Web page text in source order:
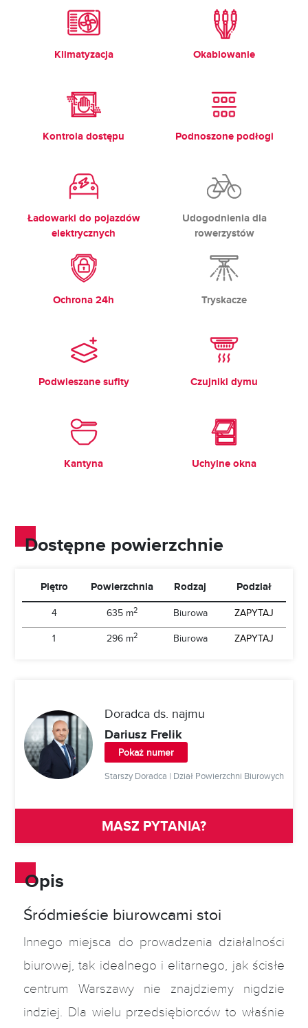
Klimatyzacja Okablowanie
Kontrola dostępu Podnoszone podłogi
Ładowarki do pojazdów
elektrycznych
Udogodnienia dla
rowerzystów
Ochrona 24h Tryskacze
Podwieszane sufity Czujniki dymu
Kantyna Uchylne okna
Dostępne powierzchnie
Piętro Powierzchnia Rodzaj Podział
4 635 m2 Biurowa
ZAPYTAJ
1
296 m2 Biurowa ZAPYTAJ
Doradca ds. najmu
Dariusz Frelik
Pokaż numer
Starszy Doradca | Dział Powierzchni Biurowych
MASZ PYTANIA?
Opis
Śródmieście biurowcami stoi
Innego miejsca do prowadzenia działalności
biurowej, tak idealnego i elitarnego, jak ścisłe
centrum Warszawy nie znajdziemy nigdzie
indziej. Dla wielu przedsiębiorców to właśnie